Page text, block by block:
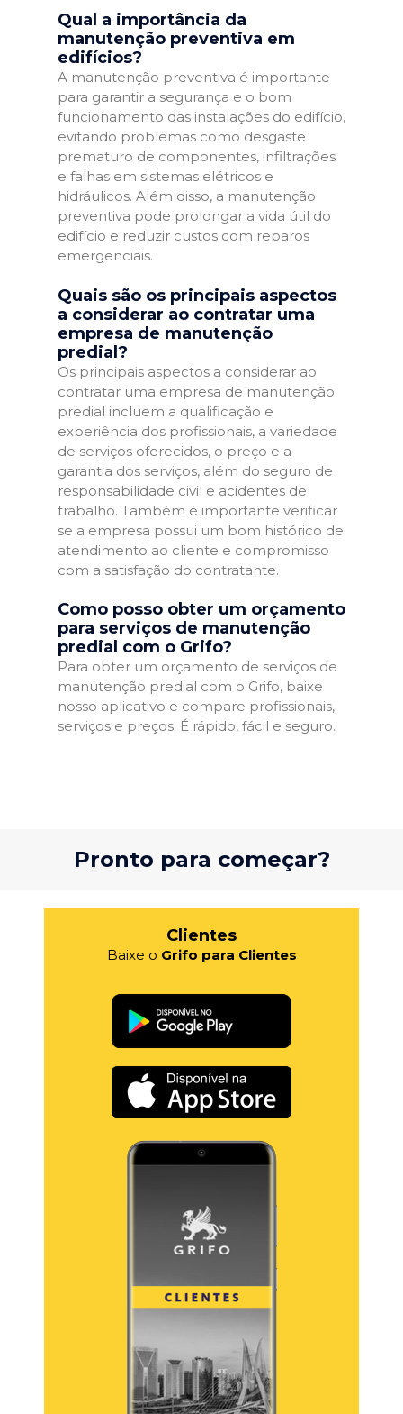
Qual a importância da
manutenção preventiva em
edifícios?
A manutenção preventiva é importante
para garantir a segurança e o bom
funcionamento das instalações do edifício,
evitando problemas como desgaste
prematuro de componentes, infiltrações
e falhas em sistemas elétricos e
hidráulicos. Além disso, a manutenção
preventiva pode prolongar a vida útil do
edifício e reduzir custos com reparos
emergenciais.
Quais são os principais aspectos
a considerar ao contratar uma
empresa de manutenção
predial?
Os principais aspectos a considerar ao
contratar uma empresa de manutenção
predial incluem a qualificação e
experiência dos profissionais, a variedade
de serviços oferecidos, o preço e a
garantia dos serviços, além do seguro de
responsabilidade civil e acidentes de
trabalho. Também é importante verificar
se a empresa possui um bom histórico de
atendimento ao cliente e compromisso
com a satisfação do contratante.
Como posso obter um orçamento
para serviços de manutenção
predial com o Grifo?
Para obter um orçamento de serviços de
manutenção predial com o Grifo, baixe
nosso aplicativo e compare profissionais,
serviços e preços. É rápido, fácil e seguro.
Pronto para começar?
Clientes
Baixe o Grifo para Clientes